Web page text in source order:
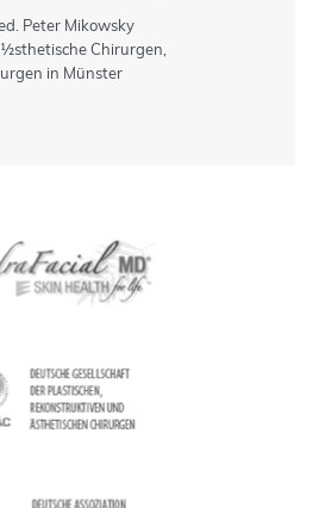
Peter Mikowsky
Chirurgen,
in Münster